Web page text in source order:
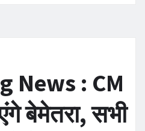
News : CM
बेमेतरा, सभी